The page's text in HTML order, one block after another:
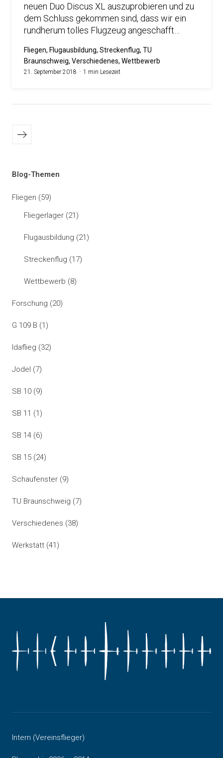
neuen Duo Discus XL auszuprobieren und zu
dem Schluss gekommen sind, dass wir ein
rundherum tolles Flugzeug angeschafft…
Fliegen, Flugausbildung, Streckenflug, TU
Braunschweig, Verschiedenes, Wettbewerb
21. September 2018 1 min Lesezeit
derBeiträge
Blog-Themen
Fliegen (59)
Fliegerlager (21)
Flugausbildung (21)
Streckenflug (17)
Wettbewerb (8)
Forschung (20)
G 109 B (1)
Idaflieg (32)
Jodel (7)
SB 10 (9)
SB 11 (1)
SB 14 (6)
SB 15 (24)
Schaufenster (9)
TU Braunschweig (7)
Verschiedenes (38)
Werkstatt (41)
Intern (Vereinsflieger)